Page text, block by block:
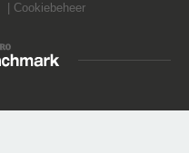
Cookiebeheer